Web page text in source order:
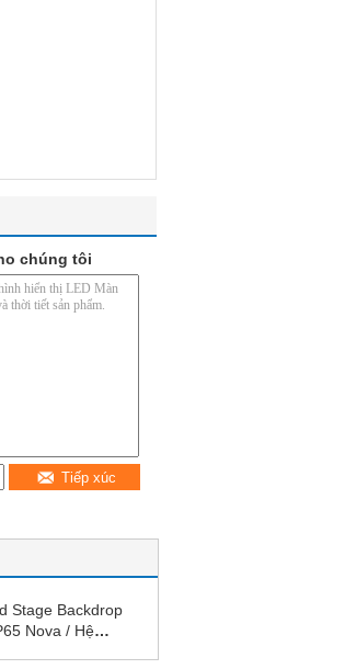
chúng tôi
Tiếp xúc
Stage Backdrop
Nova / Hệ